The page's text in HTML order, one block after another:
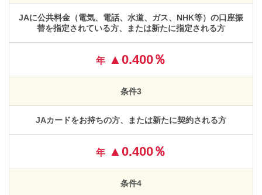
JAに公共料金（電気、電話、水道、ガス、NHK等）の口座振
替を指定されている方、または新たに指定される方
年 ▲0.400％
条件3
JAカードをお持ちの方、または新たに契約される方
年 ▲0.400％
条件4